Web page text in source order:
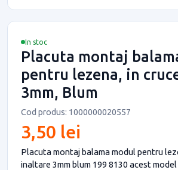
In stoc
Placuta montaj
pentru lezena, in
3mm, Blum
Cod produs: 1000000020557
3,50 lei
Placuta montaj balama modul pentru
inaltare 3mm blum 199 8130 acest